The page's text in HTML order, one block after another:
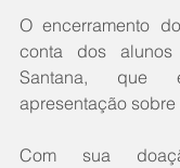
O encerramento
conta dos
Santana, que
apresentação
Com sua